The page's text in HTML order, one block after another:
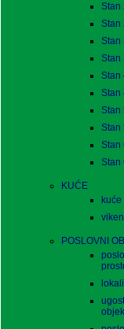
Stan
Stan
Stan
Stan
Stan
Stan
Stan
Stan
Stan
Stan
KUĆE
kuće
POSLOVNI
lokali